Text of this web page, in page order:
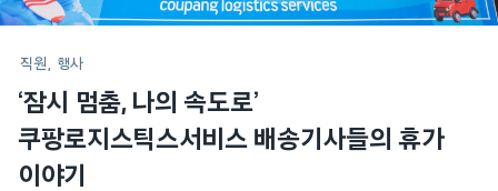
직원 행사
‘잠시 멈춤, 나의 속도로’
쿠팡로지스틱스서비스 배송기사들의 휴가
이야기